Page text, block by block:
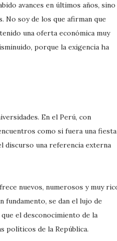
avances en últimos años, sino
No soy de los que afirman que
una oferta económica muy
porque la exigencia ha
En el Perú, con
como si fuera una fiesta
discurso una referencia externa
nuevos, numerosos y muy
se dan el lujo de
el desconocimiento de la
políticos de la República.